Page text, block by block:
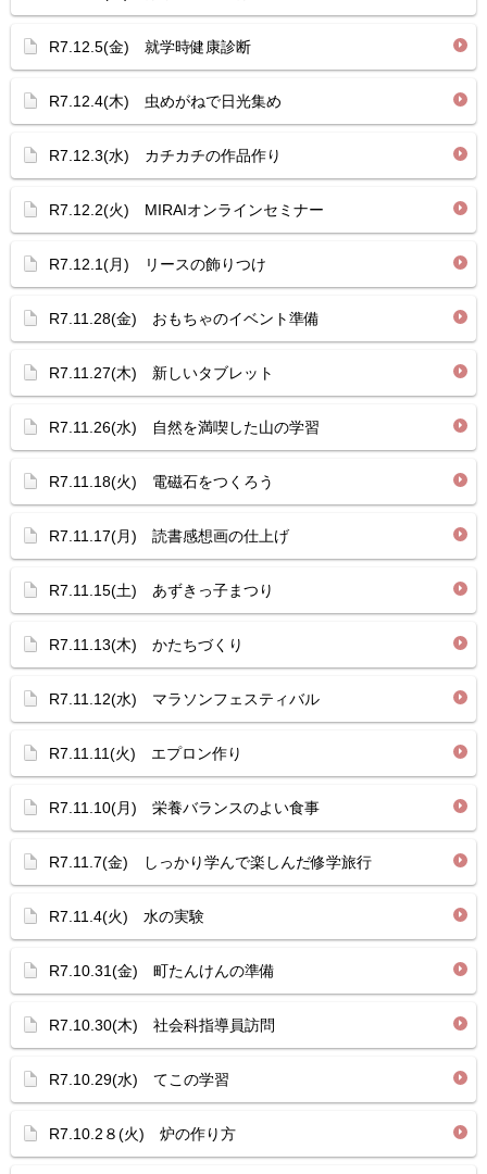
R7.12.5(金) 就学時健康診断
R7.12.4(木) 虫めがねで日光集め
R7.12.3(水) カチカチの作品作り
R7.12.2(火) MIRAIオンラインセミナー
R7.12.1(月) リースの飾りつけ
R7.11.28(金) おもちゃのイベント準備
R7.11.27(木) 新しいタブレット
R7.11.26(水) 自然を満喫した山の学習
R7.11.18(火) 電磁石をつくろう
R7.11.17(月) 読書感想画の仕上げ
R7.11.15(土) あずきっ子まつり
R7.11.13(木) かたちづくり
R7.11.12(水) マラソンフェスティバル
R7.11.11(火) エプロン作り
R7.11.10(月) 栄養バランスのよい食事
R7.11.7(金) しっかり学んで楽しんだ修学旅行
R7.11.4(火) 水の実験
R7.10.31(金) 町たんけんの準備
R7.10.30(木) 社会科指導員訪問
R7.10.29(水) てこの学習
R7.10.2８(火) 炉の作り方